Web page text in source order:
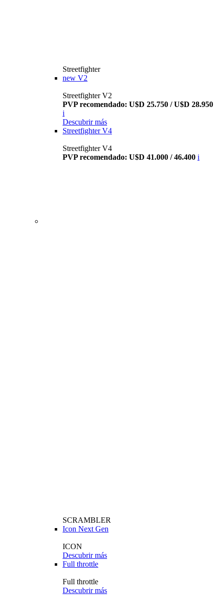
Streetfighter
new V2
Streetfighter V2
PVP recomendado: U$D 25.750 / U$D 28.950
i
Descubrir más
Streetfighter V4
Streetfighter V4
PVP recomendado: U$D 41.000 / 46.400 i
SCRAMBLER
Icon Next Gen
ICON
Descubrir más
Full throttle
Full throttle
Descubrir más